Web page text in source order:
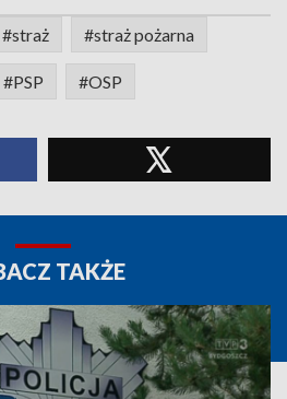
#straż #straż pożarna
#PSP #OSP
TAKŻE